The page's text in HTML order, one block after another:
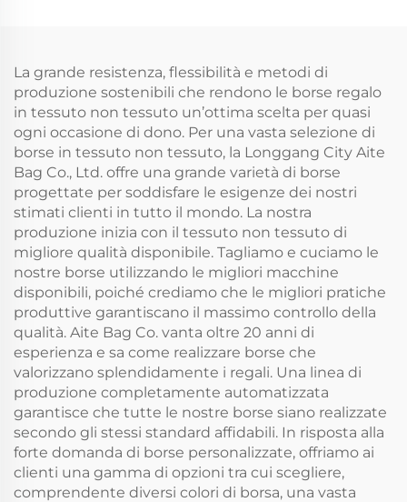
grosso mantiene
freddo e ghiacciato
per la spesa o pranzo,
refrigerante isolato
La grande resistenza, flessibilità e metodi di
produzione sostenibili che rendono le borse regalo
in tessuto non tessuto un’ottima scelta per quasi
ogni occasione di dono. Per una vasta selezione di
borse in tessuto non tessuto, la Longgang City Aite
Bag Co., Ltd. offre una grande varietà di borse
progettate per soddisfare le esigenze dei nostri
stimati clienti in tutto il mondo. La nostra
produzione inizia con il tessuto non tessuto di
migliore qualità disponibile. Tagliamo e cuciamo le
nostre borse utilizzando le migliori macchine
disponibili, poiché crediamo che le migliori pratiche
produttive garantiscano il massimo controllo della
qualità. Aite Bag Co. vanta oltre 20 anni di
esperienza e sa come realizzare borse che
valorizzano splendidamente i regali. Una linea di
produzione completamente automatizzata
garantisce che tutte le nostre borse siano realizzate
secondo gli stessi standard affidabili. In risposta alla
forte domanda di borse personalizzate, offriamo ai
clienti una gamma di opzioni tra cui scegliere,
comprendente diversi colori di borsa, una vasta